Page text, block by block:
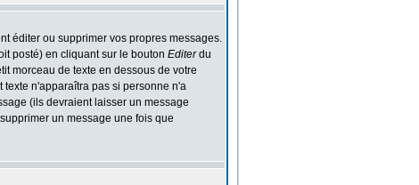
éditer ou supprimer vos propres messages.
posté) en cliquant sur le bouton Editerdu
morceau de texte en dessous de votre
n'apparaîtra pas si personne n'a
(ils devraient laisser un message
un message une fois que